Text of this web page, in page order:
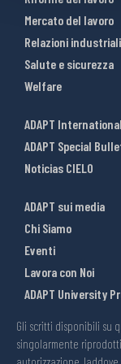
Mercato del lavoro
Relazioni industriali
Salute e sicurezza
Welfare
ADAPT
ADAPT Special
Noticias CIELO
ADAPT sui media
Chi Siamo
Eventi
Lavora con Noi
ADAPT University
Gli scritti disponibili su
singolarmente